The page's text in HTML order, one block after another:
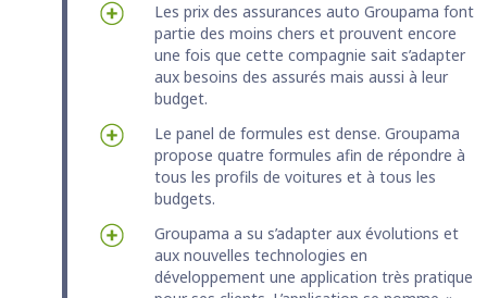
Les prix des assurances auto Groupama font
partie des moins chers et prouvent encore
une fois que cette compagnie sait s’adapter
aux besoins des assurés mais aussi à leur
budget.
Le panel de formules est dense. Groupama
propose quatre formules afin de répondre à
tous les profils de voitures et à tous les
budgets.
Groupama a su s’adapter aux évolutions et
aux nouvelles technologies en
développement une application très pratique